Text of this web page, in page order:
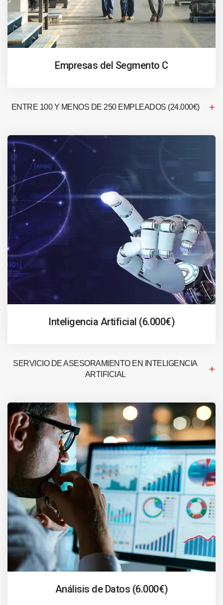
Empresas del Segmento C
ENTRE 100 Y MENOS DE 250 EMPLEADOS (24.000€)
Inteligencia Artificial (6.000€)
SERVICIO DE ASESORAMIENTO EN INTELIGENCIA
ARTIFICIAL
Análisis de Datos (6.000€)